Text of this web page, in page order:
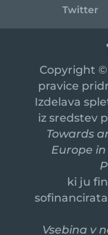
Twitter
Copyright ©
pravice
Izdelava
iz sredstev
Towards
Europe in
ki ju
Vsebina v